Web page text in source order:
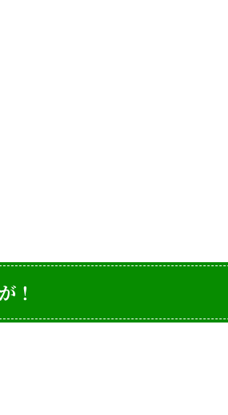
！